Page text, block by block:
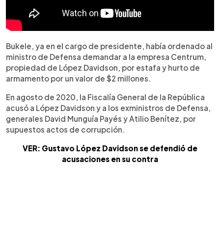
Bukele, ya en el cargo de presidente, había ordenado al
ministro de Defensa demandar a la empresa Centrum,
propiedad de López Davidson, por estafa y hurto de
armamento por un valor de $2 millones.
En agosto de 2020, la Fiscalía General de la República
acusó a López Davidson y a los exministros de Defensa,
generales David Munguía Payés y Atilio Benítez, por
supuestos actos de corrupción.
VER: Gustavo López Davidson se defendió de
acusaciones en su contra